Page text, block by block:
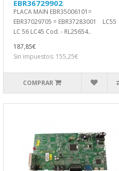
EBR36729902
PLACA MAIN EBR35006101=
EBR37029705 = EBR37283001 LC55
LC 56 LC45 Cod. - RL25654..
187,85€
Sin impuestos: 155,25€
COMPRAR